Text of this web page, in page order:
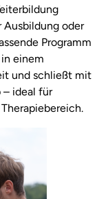
Ausbildung oder
Programm
einem
und schließt mit
– ideal für